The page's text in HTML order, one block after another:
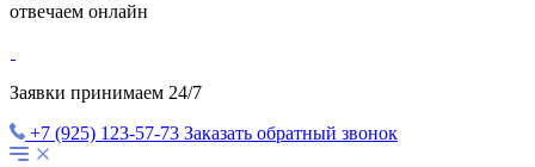
отвечаем онлайн
Заявки принимаем 24/7
+7 (925) 123-57-73 Заказать обратный звонок